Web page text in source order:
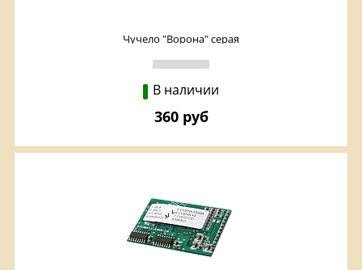
Чучело "Ворона" серая
В наличии
360 руб